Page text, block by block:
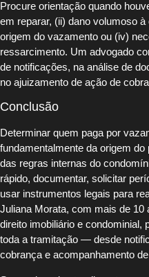
Procure orientação quando
em reparar, (ii) dano volumoso
origem do vazamento ou (iv)
ressarcimento. Um advogado
de notificações, na análise de
no ajuizamento de ação de
Conclusão
Determinar quem paga por
fundamentalmente da origem
das regras internas do
rápido, documentar, solicitar
usar instrumentos legais para
Juliana Morata, com mais de 10
direito imobiliário e
toda a tramitação — desde
cobrança e acompanhamento